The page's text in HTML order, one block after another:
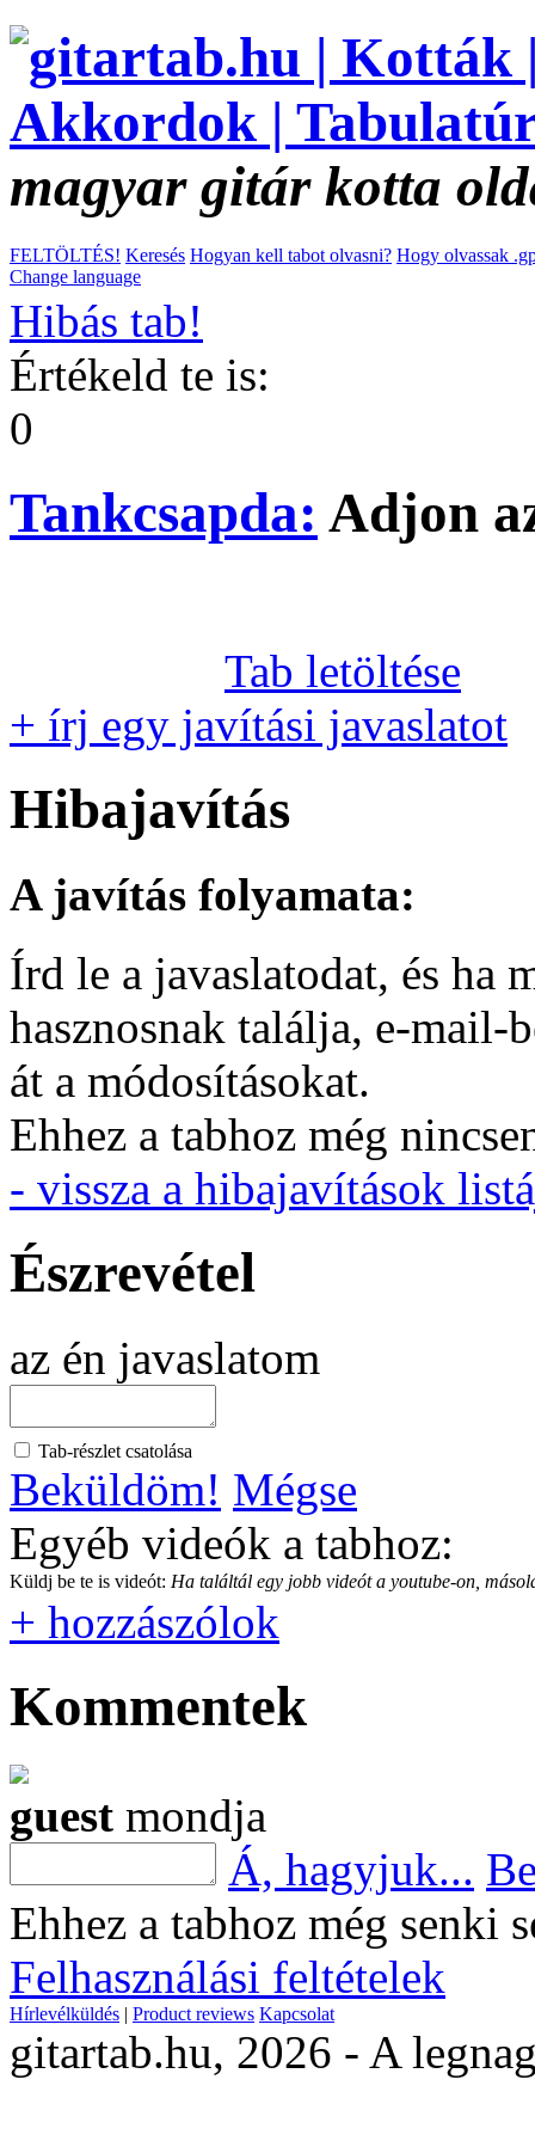
magyar gitár kotta
FELTÖLTÉS! Keresés Hogyan kell tabot olvasni? Hogy olvassak
Change language
Hibás tab!
Értékeld te is:
0
Tankcsapda: Adjon
Tab letöltése
+ írj egy javítási javaslatot
Hibajavítás
A javítás folyamata:
Írd le a javaslatodat, és ha
hasznosnak találja, e-mail-
át a módosításokat.
Ehhez a tabhoz még
- vissza a hibajavítások
Észrevétel
az én javaslatom
Tab-részlet csatolása
Beküldöm! Mégse
Egyéb videók a tabhoz:
Küldj be te is videót: Ha találtál egy jobb videót a youtube-on,
+ hozzászólok
Kommentek
guest mondja
Á, hagyjuk...
Ehhez a tabhoz még senki
Felhasználási feltételek
Hírlevélküldés | Product reviews Kapcsolat
gitartab.hu, 2026 - A